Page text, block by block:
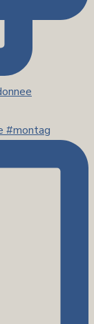
#montag